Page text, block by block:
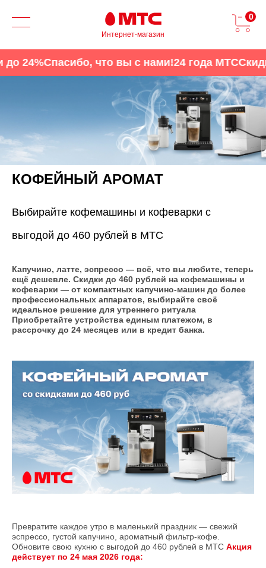
Интернет-магазин
0
24%Спасибо, что вы с нами!24 года МТССкидки
КОФЕЙНЫЙ АРОМАТ
Выбирайте кофемашины и кофеварки с
выгодой до 460 рублей в МТС
Капучино, латте, эспрессо — всё, что вы любите, теперь
ещё дешевле. Скидки до 460 рублей на кофемашины и
кофеварки — от компактных капучино-машин до более
профессиональных аппаратов, выбирайте своё
идеальное решение для утреннего ритуала
Приобретайте устройства единым платежом, в
рассрочку до 24 месяцев или в кредит банка.
Превратите каждое утро в маленький праздник — свежий
эспрессо, густой капучино, ароматный фильтр-кофе.
Обновите свою кухню с выгодой до 460 рублей в МТС Акция
действует по 24 мая 2026 года: